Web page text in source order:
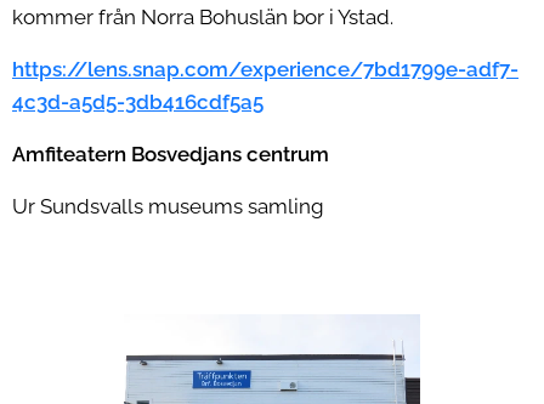
kommer från Norra Bohuslän bor i Ystad.
https://lens.snap.com/experience/7bd1799e-adf7-
4c3d-a5d5-3db416cdf5a5
Amfiteatern Bosvedjans centrum
Ur Sundsvalls museums samling